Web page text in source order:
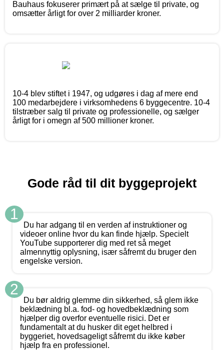
Bauhaus fokuserer primært på at sælge til private, og
omsætter årligt for over 2 milliarder kroner.
10-4 blev stiftet i 1947, og udgøres i dag af mere end
100 medarbejdere i virksomhedens 6 byggecentre. 10-4
tilstræber salg til private og professionelle, og sælger
årligt for i omegn af 500 millioner kroner.
Gode råd til dit byggeprojekt
1
Du har adgang til en verden af instruktioner og
videoer online hvor du kan finde hjælp. Specielt
YouTube supporterer dig med ret så meget
almennyttig oplysning, især såfremt du bruger den
engelske version.
2
Du bør aldrig glemme din sikkerhed, så glem ikke
beklædning bl.a. fod- og hovedbeklædning som
hjælper dig overfor eventuelle risici. Det er
fundamentalt at du husker dit eget helbred i
byggeriet, hovedsageligt såfremt du ikke køber
hjælp fra en professionel.